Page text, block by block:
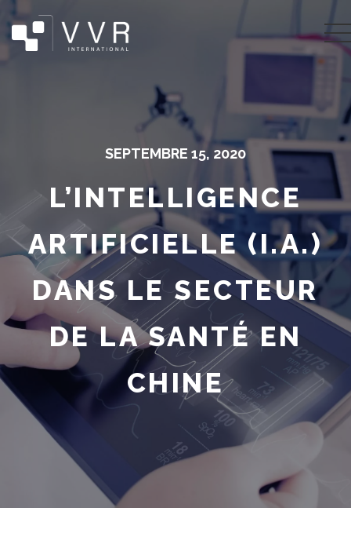
SEPTEMBRE 15, 2020
L’INTELLIGENCE
ARTIFICIELLE (I.A.)
DANS LE SECTEUR
DE LA SANTÉ EN
CHINE